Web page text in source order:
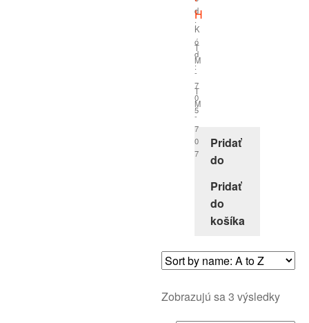
d
:
T
M
-
7
0
5
Pridať
do
H
K
ó
d
:
T
M
-
7
0
7
Pridať
do
košíka
Zobrazujú sa 3 výsledky